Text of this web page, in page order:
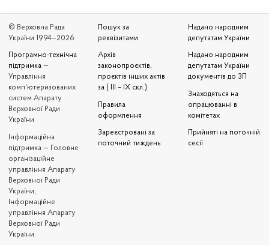
© Верховна Рада
України 1994—2026
Програмно-технічна
підтримка —
Управління
комп'ютеризованих
систем Апарату
Верховної Ради
України
Iнформаційна
підтримка — Головне
організаційне
управління Апарату
Верховної Ради
України,
Інформаційне
управління Апарату
Верховної Ради
України
Пошук за
реквізитами
Архів
законопроєктів,
проєктів інших актів
за ( III – IX скл.)
Правила
оформлення
Зареєстровані за
поточний тиждень
Надано народним
депутатам України
Надано народним
депутатам України
документів до ЗП
Знаходяться на
опрацюванні в
комітетах
Прийняті на поточній
сесії